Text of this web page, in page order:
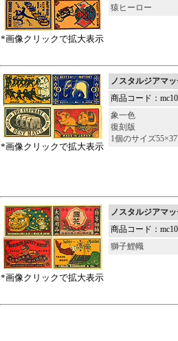
*画像クリックで拡大表示
猿ヒーロー
*画像クリックで拡大表示
ノスタルジア
商品コード：
象一色
復刻版
1個のサイズ
*画像クリックで拡大表示
ノスタルジア
商品コード：
獅子鯉幟